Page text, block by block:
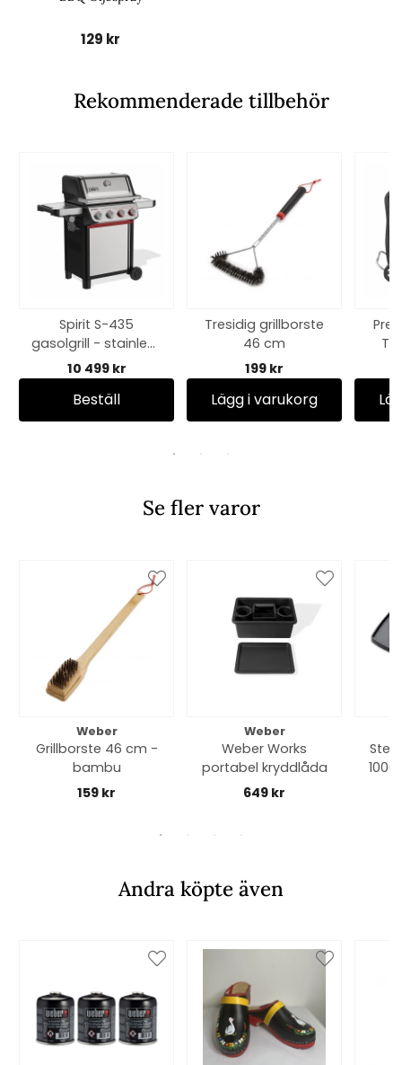
129 kr
Rekommenderade tillbehör
Spirit S-435
gasolgrill - stainless
steal
10 499 kr
Beställ
Tresidig grillborste
46 cm
199 kr
Lägg i varukorg
Se fler varor
Weber
Grillborste 46 cm -
bambu
159 kr
Weber
Weber Works
portabel kryddlåda
649 kr
Andra köpte även